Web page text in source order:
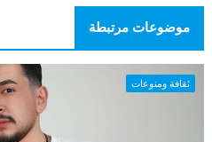
موضوعات مرتبطة
ثقافة ومنوعات